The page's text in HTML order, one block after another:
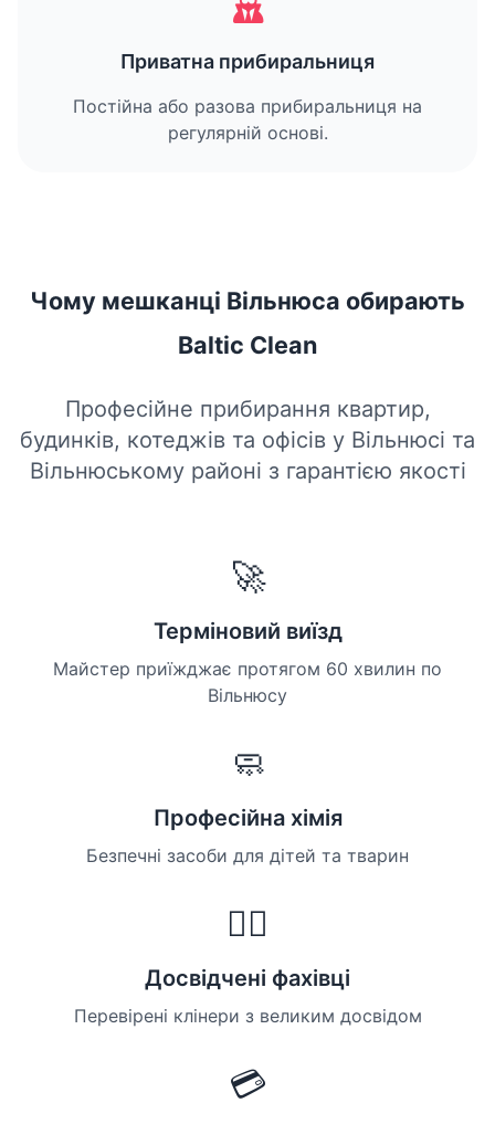
Приватна прибиральниця
Постійна або разова прибиральниця на
регулярній основі.
Чому мешканці Вільнюса обирають
Baltic Clean
Професійне прибирання квартир,
будинків, котеджів та офісів у Вільнюсі та
Вільнюському районі з гарантією якості
🚀
Терміновий виїзд
Майстер приїжджає протягом 60 хвилин по
Вільнюсу
🧼
Професійна хімія
Безпечні засоби для дітей та тварин
👷‍♀️
Досвідчені фахівці
Перевірені клінери з великим досвідом
💳